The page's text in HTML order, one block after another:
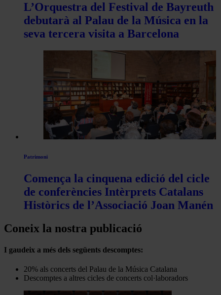
L’Orquestra del Festival de Bayreuth
debutarà al Palau de la Música en la
seva tercera visita a Barcelona
Patrimoni
Comença la cinquena edició del cicle
de conferències Intèrprets Catalans
Històrics de l’Associació Joan Manén
Coneix la nostra publicació
I gaudeix a més dels següents descomptes:
20% als concerts del Palau de la Música Catalana
Descomptes a altres cicles de concerts col·laboradors